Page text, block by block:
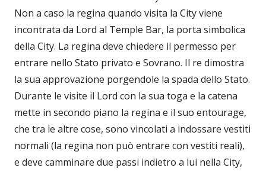
Non a caso la regina quando visita la City viene
incontrata da Lord al Temple Bar, la porta simbolica
della City. La regina deve chiedere il permesso per
entrare nello Stato privato e Sovrano. Il re dimostra
la sua approvazione porgendole la spada dello Stato.
Durante le visite il Lord con la sua toga e la catena
mette in secondo piano la regina e il suo entourage,
che tra le altre cose, sono vincolati a indossare vestiti
normali (la regina non può entrare con vestiti reali),
e deve camminare due passi indietro a lui nella City,